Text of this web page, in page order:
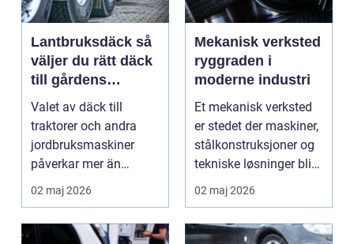
Lantbruksdäck så
väljer du rätt däck
till gårdens
maskiner
Valet av däck till
traktorer och andra
jordbruksmaskiner
påverkar mer än
många tror. Rätt däck
ger b...
02 maj 2026
Mekanisk verksted
ryggraden i
moderne industri
Et mekanisk verksted
er stedet der maskiner,
stålkonstruksjoner og
tekniske løsninger blir
holdt i g...
02 maj 2026